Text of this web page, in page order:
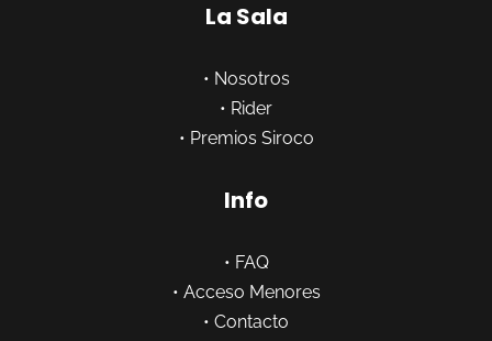
La Sala
• Nosotros
• Rider
• Premios Siroco
Info
• FAQ
• Acceso Menores
• Contacto